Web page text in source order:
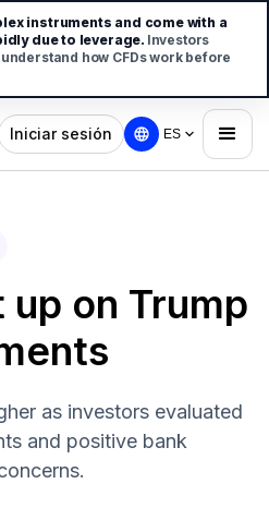
Iniciar sesión ES
on Trump
as investors evaluated
and positive bank
instruments and come with a
due to leverage. Investors
how CFDs work before